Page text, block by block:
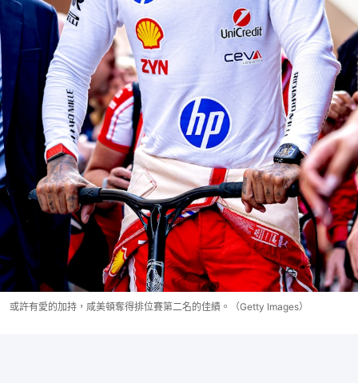
或許有愛的加持，咸美頓奪得排位賽第二名的佳績。（Getty Images）